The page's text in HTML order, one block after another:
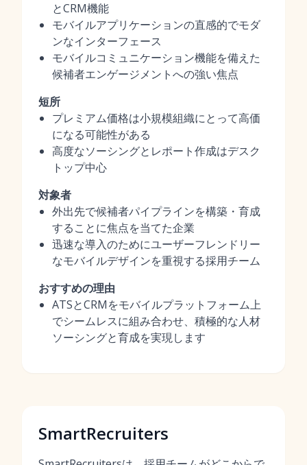
とCRM機能
モバイルアプリケーションの直感的でモダ
ンなインターフェース
モバイルコミュニケーション機能を備えた
候補者エンゲージメントへの強い焦点
短所
プレミアム価格は小規模組織にとって高価
になる可能性がある
高度なソーシングとレポート作成はデスク
トップ中心
対象者
外出先で候補者パイプラインを構築・育成
することに焦点を当てた企業
迅速な導入のためにユーザーフレンドリー
なモバイルデザインを重視する採用チーム
おすすめの理由
ATSとCRMをモバイルプラットフォーム上
でシームレスに組み合わせ、積極的な人材
ソーシングと育成を実現します
SmartRecruiters